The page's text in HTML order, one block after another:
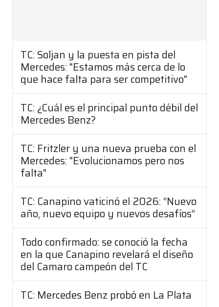
TC: Soljan y la puesta en pista del
Mercedes: "Estamos más cerca de lo
que hace falta para ser competitivo"
TC: ¿Cuál es el principal punto débil del
Mercedes Benz?
TC: Fritzler y una nueva prueba con el
Mercedes: "Evolucionamos pero nos
falta"
TC: Canapino vaticinó el 2026: “Nuevo
año, nuevo equipo y nuevos desafíos”
Todo confirmado: se conoció la fecha
en la que Canapino revelará el diseño
del Camaro campeón del TC
TC: Mercedes Benz probó en La Plata